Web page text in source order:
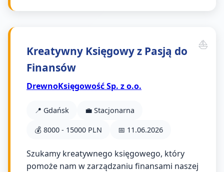
Kreatywny Księgowy z Pasją do
Finansów
DrewnoKsięgowość Sp. z o.o.
📍 Gdańsk 💼 Stacjonarna
💰 8000 - 15000 PLN 📅 11.06.2026
Szukamy kreatywnego księgowego, który
pomoże nam w zarządzaniu finansami naszej